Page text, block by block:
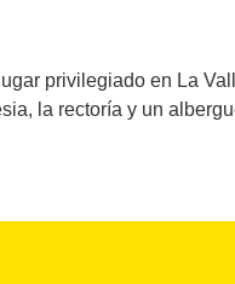
privilegiado en La
la rectoría y un